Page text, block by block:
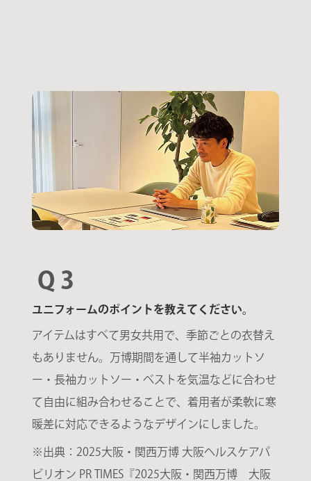
Q 3
ユニフォームのポイントを教えてください。
アイテムはすべて男女共用で、季節ごとの衣替え
もありません。万博期間を通して半袖カットソ
ー・長袖カットソー・ベストを気温などに合わせ
て自由に組み合わせることで、着用者が柔軟に寒
暖差に対応できるようなデザインにしました。
※出典：2025大阪・関西万博 大阪ヘルスケアパ
ビリオン PR TIMES『2025大阪・関西万博 大阪